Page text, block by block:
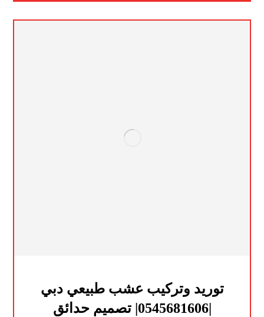
توريد وتركيب عشب طبيعي دبي
|0545681606| تصميم حدائق